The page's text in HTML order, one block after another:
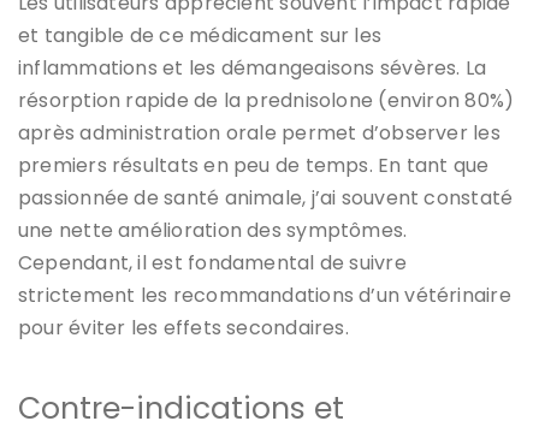
et tangible de ce médicament sur les
inflammations et les démangeaisons sévères. La
résorption rapide de la prednisolone (environ 80%)
après administration orale permet d’observer les
premiers résultats en peu de temps. En tant que
passionnée de santé animale, j’ai souvent constaté
une nette amélioration des symptômes.
Cependant, il est fondamental de suivre
strictement les recommandations d’un vétérinaire
pour éviter les effets secondaires.
Contre-indications et